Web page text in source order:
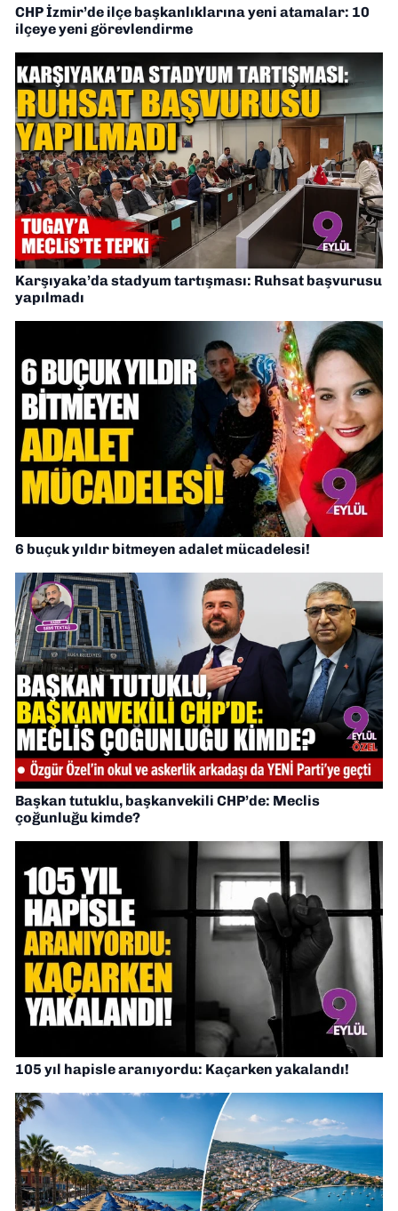
CHP İzmir’de ilçe başkanlıklarına yeni atamalar: 10
ilçeye yeni görevlendirme
Karşıyaka’da stadyum tartışması: Ruhsat başvurusu
yapılmadı
6 buçuk yıldır bitmeyen adalet mücadelesi!
Başkan tutuklu, başkanvekili CHP’de: Meclis
çoğunluğu kimde?
105 yıl hapisle aranıyordu: Kaçarken yakalandı!